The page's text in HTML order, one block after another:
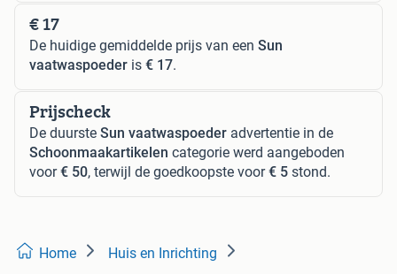
€ 17
De huidige gemiddelde prijs van een Sun
vaatwaspoeder is € 17.
Prijscheck
De duurste Sun vaatwaspoeder advertentie in de
Schoonmaakartikelen categorie werd aangeboden
voor€ 50, terwijl de goedkoopste voor€ 5 stond.
Home Huis en Inrichting